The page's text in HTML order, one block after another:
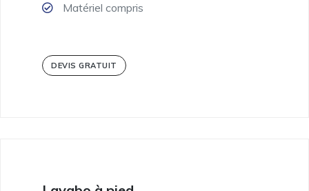
Matériel compris
DEVIS GRATUIT